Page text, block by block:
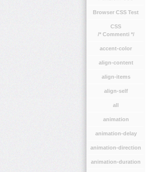
Browser CSS Test
CSS
/* Commenti */
accent-color
align-content
align-items
align-self
all
animation
animation-delay
animation-direction
animation-duration